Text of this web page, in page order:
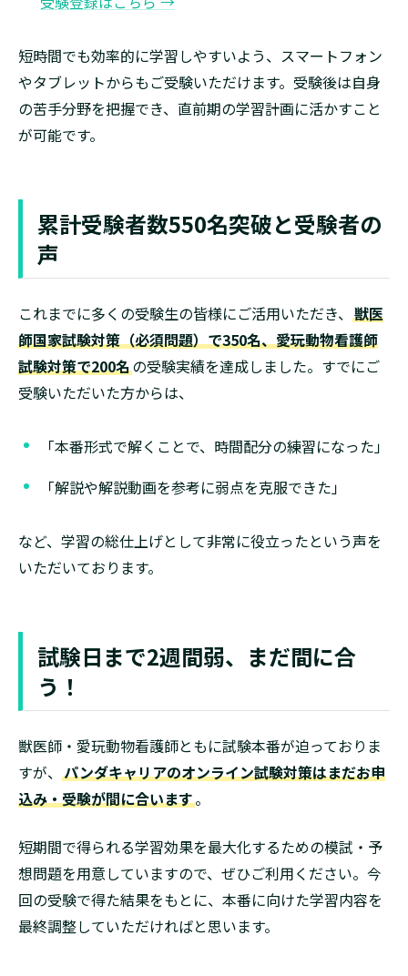
短時間でも効率的に学習しやすいよう、スマートフォン
やタブレットからもご受験いただけます。受験後は自身
の苦手分野を把握でき、直前期の学習計画に活かすこと
が可能です。
累計受験者数550名突破と受験者の
声
これまでに多くの受験生の皆様にご活用いただき、 獣医
師国家試験対策（必須問題）で350名、愛玩動物看護師
試験対策で200名の受験実績を達成しました。すでにご
受験いただいた方からは、
「本番形式で解くことで、時間配分の練習になった」
「解説や解説動画を参考に弱点を克服できた」
など、学習の総仕上げとして非常に役立ったという声を
いただいております。
試験日まで2週間弱、まだ間に合
う！
獣医師・愛玩動物看護師ともに試験本番が迫っておりま
すが、 パンダキャリアのオンライン試験対策はまだお申
込み・受験が間に合います。
短期間で得られる学習効果を最大化するための模試・予
想問題を用意していますので、ぜひご利用ください。今
回の受験で得た結果をもとに、本番に向けた学習内容を
最終調整していただければと思います。